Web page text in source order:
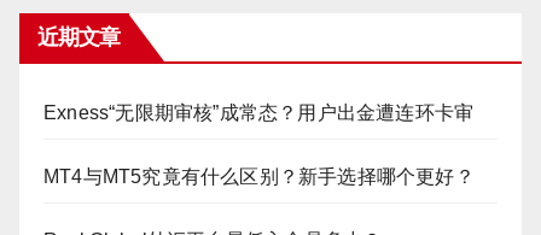
近期文章
Exness“无限期审核”成常态？用户出金遭连环卡审
MT4与MT5究竟有什么区别？新手选择哪个更好？